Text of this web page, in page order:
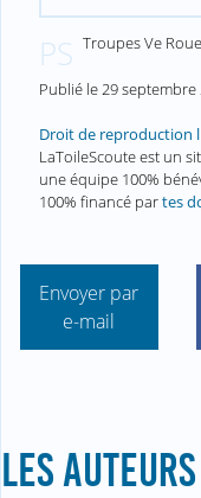
PS Troupes Ve
Publié le 29 septembre
Droit de reproduction
LaToileScoute est un
une équipe 100%
100% financé partes
Envoyer par
e-mail
LES AUTEURS